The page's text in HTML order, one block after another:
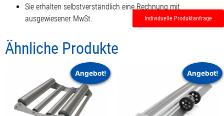
Individuelle Produktanfrage
Sie erhalten selbstverständlich eine Rechnung mit
ausgewiesener MwSt.
Ähnliche Produkte
Angebot! Angebot!